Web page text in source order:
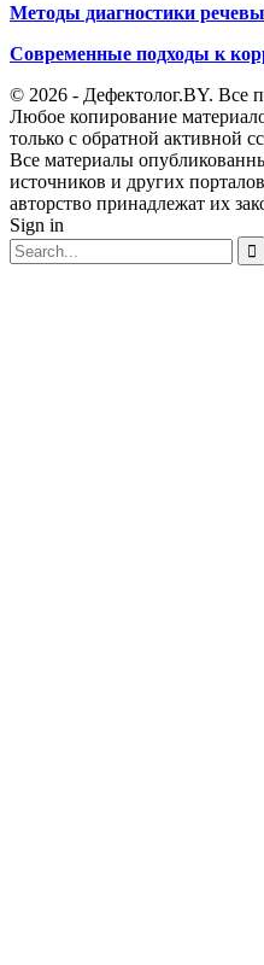
Методы диагностики
Современные подходы к
© 2026 - Дефектолог.BY. Все
Любое копирование
только с обратной активной
Все материалы
источников и других
авторство принадлежат их
Sign in